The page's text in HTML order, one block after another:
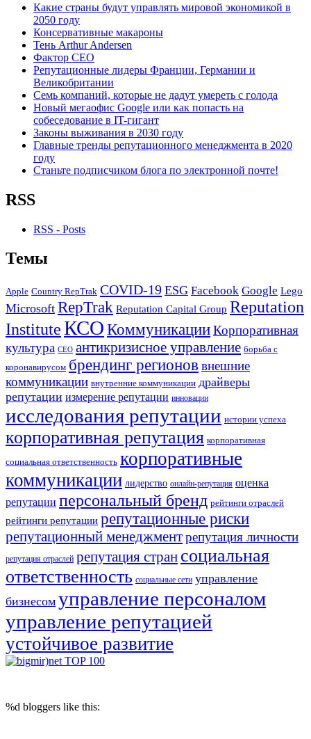
Какие страны будут управлять мировой экономикой в
2050 году
Консервативные макароны
Тень Arthur Andersen
Фактор СЕО
Репутационные лидеры Франции, Германии и
Великобритании
Семь компаний, которые не дадут умереть с голода
Новый мегаофис Google или как попасть на
собеседование в IT-гигант
Законы выживания в 2030 году
Главные тренды репутационного менеджмента в 2020
году
Станьте подписчиком блога по электронной почте!
RSS
RSS - Posts
Темы
Apple Country RepTrak COVID-19 ESG Facebook Google Lego
Microsoft RepTrak Reputation Capital Group Reputation
InstituteКСО КоммуникацииКорпоративная
культура СЕО антикризисное управление борьба с
коронавирусом брендинг регионов внешние
коммуникации внутренние коммуникации драйверы
репутации измерение репутации инновации
исследования репутации истории успеха
корпоративная репутация корпоративная
социальная ответственность корпоративные
коммуникации лидерство онлайн-репутация оценка
репутации персональный бренд рейтинги отраслей
рейтинги репутации репутационные риски
репутационный менеджментрепутация личности
репутация отраслей репутация стран социальная
ответственность социальные сети управление
бизнесом управление персоналом
управление репутацией
устойчивое развитие
%d bloggers like this: